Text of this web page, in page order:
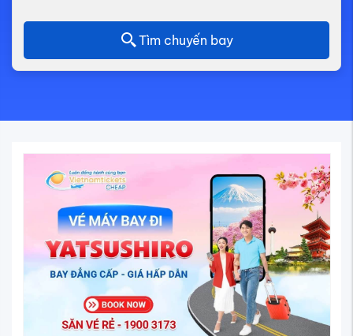
Tìm chuyến bay